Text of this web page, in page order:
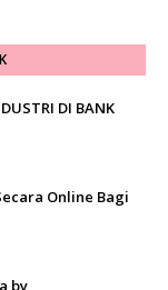
DI BANK
Online Bagi